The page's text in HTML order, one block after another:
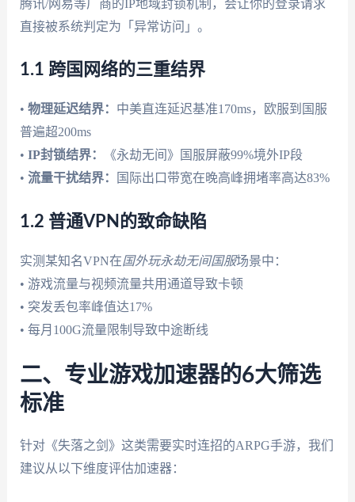
腾讯/网易等厂商的IP地域封锁机制，会让你的登录请求
直接被系统判定为「异常访问」。
1.1 跨国网络的三重结界
• 物理延迟结界： 中美直连延迟基准170ms，欧服到国服
普遍超200ms
• IP封锁结界：
《永劫无间》国服屏蔽99%境外IP段
• 流量干扰结界： 国际出口带宽在晚高峰拥堵率高达83%
1.2 普通VPN的致命缺陷
实测某知名VPN在国外玩永劫无间国服场景中：
• 游戏流量与视频流量共用通道导致卡顿
• 突发丢包率峰值达17%
• 每月100G流量限制导致中途断线
二、专业游戏加速器的6大筛选
标准
针对《失落之剑》这类需要实时连招的ARPG手游，我们
建议从以下维度评估加速器：